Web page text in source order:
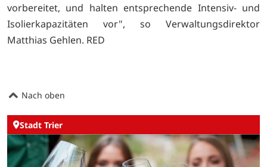
vorbereitet, und halten entsprechende Intensiv- und
Isolierkapazitäten vor", so Verwaltungsdirektor
Matthias Gehlen. RED
Nach oben
Stadt Trier